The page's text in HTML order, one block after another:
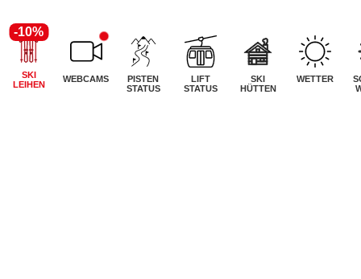
werden.
Das
unterstützt
-10%
SKI
LEIHEN
WEBCAMS
PISTEN
STATUS
LIFT
STATUS
SKI
HÜTTEN
WETTER